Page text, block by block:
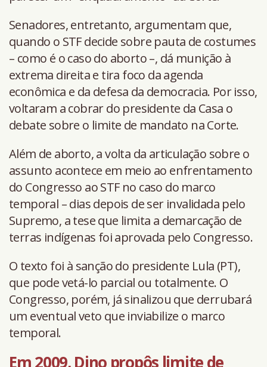
Senadores, entretanto, argumentam que,
quando o STF decide sobre pauta de costumes
– como é o caso do aborto –, dá munição à
extrema direita e tira foco da agenda
econômica e da defesa da democracia. Por isso,
voltaram a cobrar do presidente da Casa o
debate sobre o limite de mandato na Corte.
Além de aborto, a volta da articulação sobre o
assunto acontece em meio ao enfrentamento
do Congresso ao STF no caso do marco
temporal – dias depois de ser invalidada pelo
Supremo, a tese que limita a demarcação de
terras indígenas foi aprovada pelo Congresso.
O texto foi à sanção do presidente Lula (PT),
que pode vetá-lo parcial ou totalmente. O
Congresso, porém, já sinalizou que derrubará
um eventual veto que inviabilize o marco
temporal.
Em 2009, Dino propôs limite de